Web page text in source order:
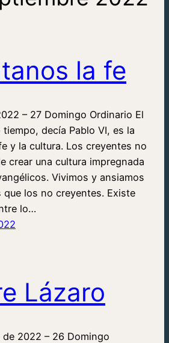
la fe
– 27 Domingo Ordinario El
decía Pablo VI, es la
y la cultura. Los creyentes no
crear una cultura impregnada
Vivimos y ansiamos
que los no creyentes. Existe
lo…
Lázaro
2022 – 26 Domingo